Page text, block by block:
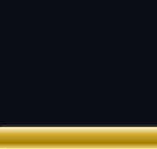
TREK OUTTA TIME